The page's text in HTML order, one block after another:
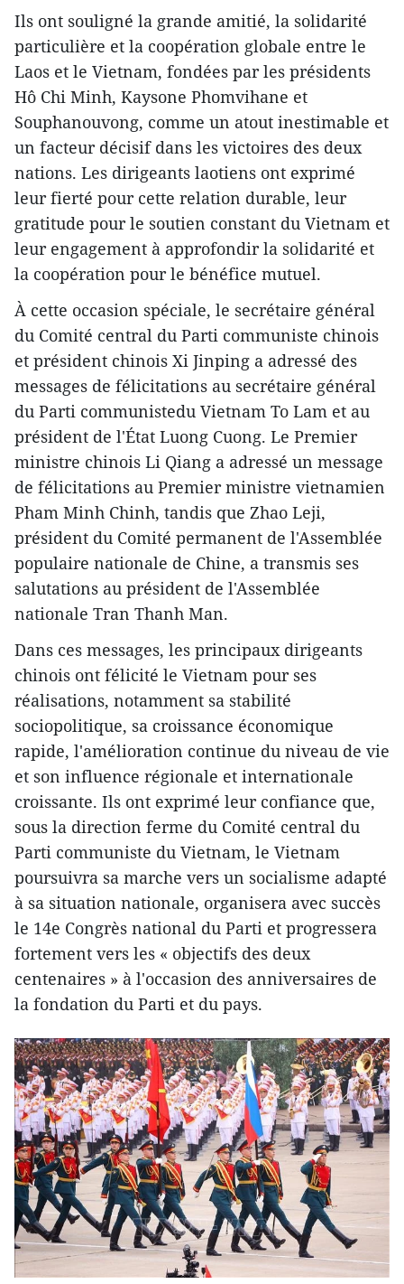
Ils ont souligné la grande amitié, la solidarité
particulière et la coopération globale entre le
Laos et le Vietnam, fondées par les présidents
Hô Chi Minh, Kaysone Phomvihane et
Souphanouvong, comme un atout inestimable et
un facteur décisif dans les victoires des deux
nations. Les dirigeants laotiens ont exprimé
leur fierté pour cette relation durable, leur
gratitude pour le soutien constant du Vietnam et
leur engagement à approfondir la solidarité et
la coopération pour le bénéfice mutuel.
À cette occasion spéciale, le secrétaire général
du Comité central du Parti communiste chinois
et président chinois Xi Jinping a adressé des
messages de félicitations au secrétaire général
du Parti communistedu Vietnam To Lam et au
président de l'État Luong Cuong. Le Premier
ministre chinois Li Qiang a adressé un message
de félicitations au Premier ministre vietnamien
Pham Minh Chinh, tandis que Zhao Leji,
président du Comité permanent de l'Assemblée
populaire nationale de Chine, a transmis ses
salutations au président de l'Assemblée
nationale Tran Thanh Man.
Dans ces messages, les principaux dirigeants
chinois ont félicité le Vietnam pour ses
réalisations, notamment sa stabilité
sociopolitique, sa croissance économique
rapide, l'amélioration continue du niveau de vie
et son influence régionale et internationale
croissante. Ils ont exprimé leur confiance que,
sous la direction ferme du Comité central du
Parti communiste du Vietnam, le Vietnam
poursuivra sa marche vers un socialisme adapté
à sa situation nationale, organisera avec succès
le 14e Congrès national du Parti et progressera
fortement vers les « objectifs des deux
centenaires » à l'occasion des anniversaires de
la fondation du Parti et du pays.